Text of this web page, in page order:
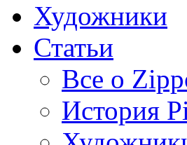
Художники
Статьи
Все о
История